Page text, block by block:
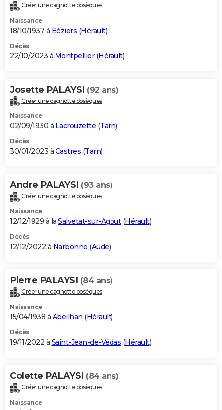
Créer une cagnotte obsèques
Naissance
18/10/1937 à Béziers (Hérault)
Décès
22/10/2023 à Montpellier(Hérault)
Josette PALAYSI (92 ans)
Créer une cagnotte obsèques
Naissance
02/09/1930 à Lacrouzette (Tarn)
Décès
30/01/2023 à Castres (Tarn)
Andre PALAYSI (93 ans)
Créer une cagnotte obsèques
Naissance
12/12/1929 à la Salvetat-sur-Agout(Hérault)
Décès
12/12/2022 à Narbonne (Aude)
Pierre PALAYSI (84 ans)
Créer une cagnotte obsèques
Naissance
15/04/1938 à Abeilhan (Hérault)
Décès
19/11/2022 à Saint-Jean-de-Védas (Hérault)
Colette PALAYSI (84 ans)
Créer une cagnotte obsèques
Naissance